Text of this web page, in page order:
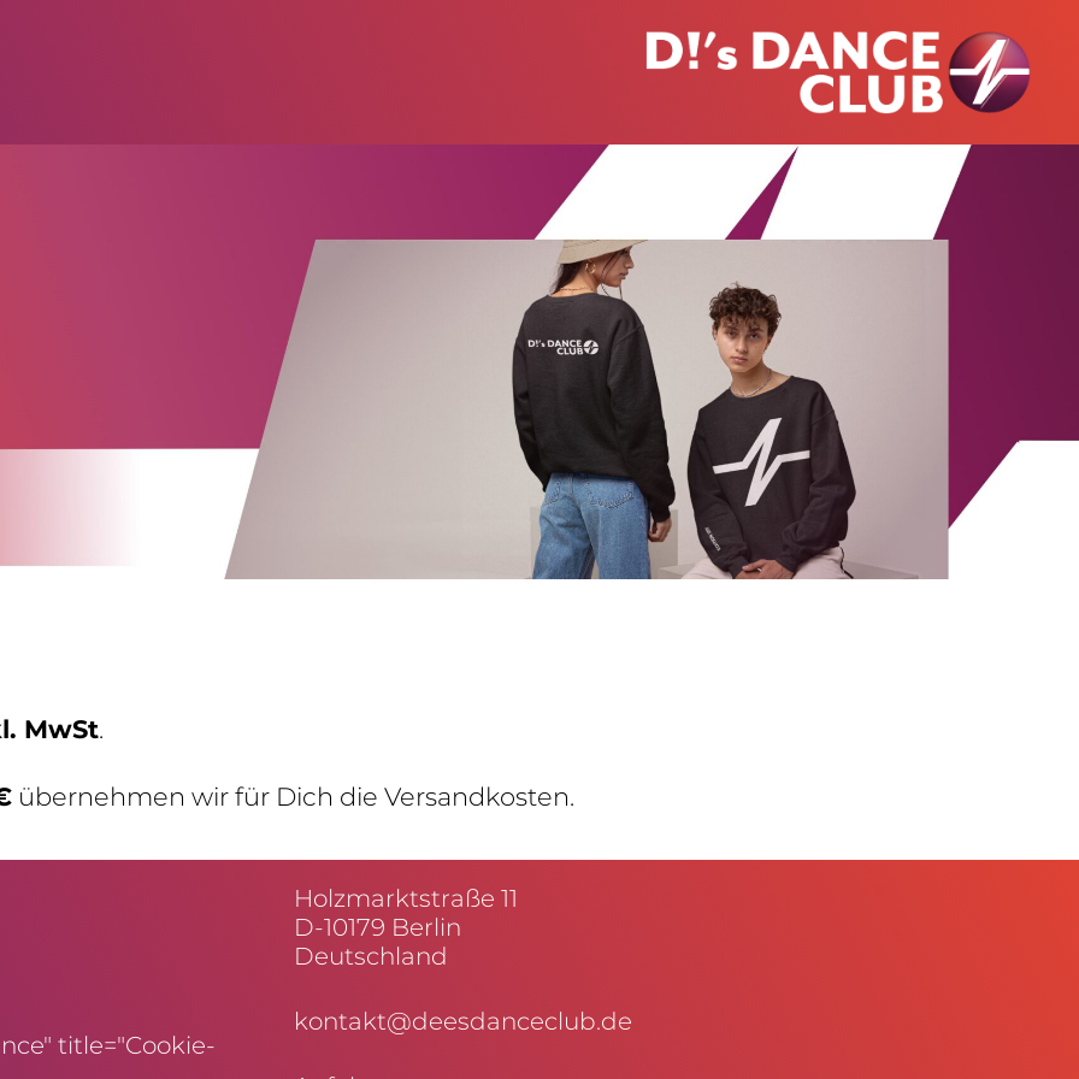
MwSt.
über­nehmen wir für Dich die Versandkosten.
title="Cookie-
Holz­markt­straße 11
D-10179 Berlin
Deutschland
kontakt@deesdanceclub.de